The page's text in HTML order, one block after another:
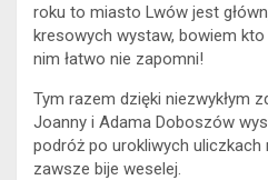
roku to miasto Lwów jest
kresowych wystaw, bowiem kto
nim łatwo nie zapomni!
Tym razem dzięki niezwykłym
Joanny i Adama Doboszów
podróż po urokliwych
zawsze bije weselej.